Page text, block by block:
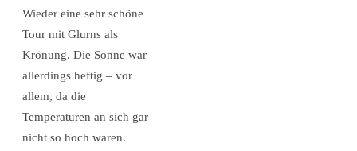
Wieder eine sehr schöne
Tour mit Glurns als
Krönung. Die Sonne war
allerdings heftig – vor
allem, da die
Temperaturen an sich gar
nicht so hoch waren.